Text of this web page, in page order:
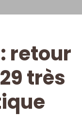
retour
très